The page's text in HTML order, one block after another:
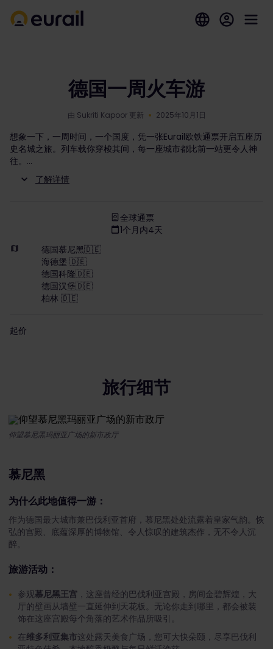
德国一周火车游
由 Sukriti Kapoor 更新 2025年10月1日
想象一下，一周时间，一个国度，凭一张Eurail欧铁通票开启五座历
史名城之旅。列车载你穿梭其间，每一座城市都比前一站更令人神
往。
了解详情
全球通票
1个月内4天
德国慕尼黑🇩🇪
海德堡 🇩🇪
德国科隆🇩🇪
德国汉堡🇩🇪
柏林 🇩🇪
起价
旅行细节
仰望慕尼黑玛丽亚广场的新市政厅
慕尼黑
为什么此地值得一游：
作为德国最大城市兼巴伐利亚首府，慕尼黑处处流露着皇家气韵。恢
弘的宫殿、底蕴深厚的博物馆、令人惊叹的建筑杰作，无不令人沉
醉。
旅游活动：
参观慕尼黑王宫 ，这座曾经的巴伐利亚宫殿，房间金碧辉煌，大
厅的壁画从墙壁一直延伸到天花板。无论你走到哪里，都会被装
饰在这座宫殿每个角落的艺术作品所吸引。
在维多利亚集市这处露天美食广场，您可大快朵颐，尽享巴伐利